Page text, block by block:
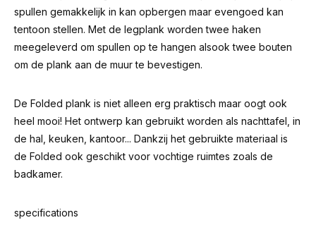
spullen gemakkelijk in kan opbergen maar evengoed kan
tentoon stellen. Met de legplank worden twee haken
meegeleverd om spullen op te hangen alsook twee bouten
om de plank aan de muur te bevestigen.
De Folded plank is niet alleen erg praktisch maar oogt ook
heel mooi! Het ontwerp kan gebruikt worden als nachttafel, in
de hal, keuken, kantoor... Dankzij het gebruikte materiaal is
de Folded ook geschikt voor vochtige ruimtes zoals de
badkamer.
specifications